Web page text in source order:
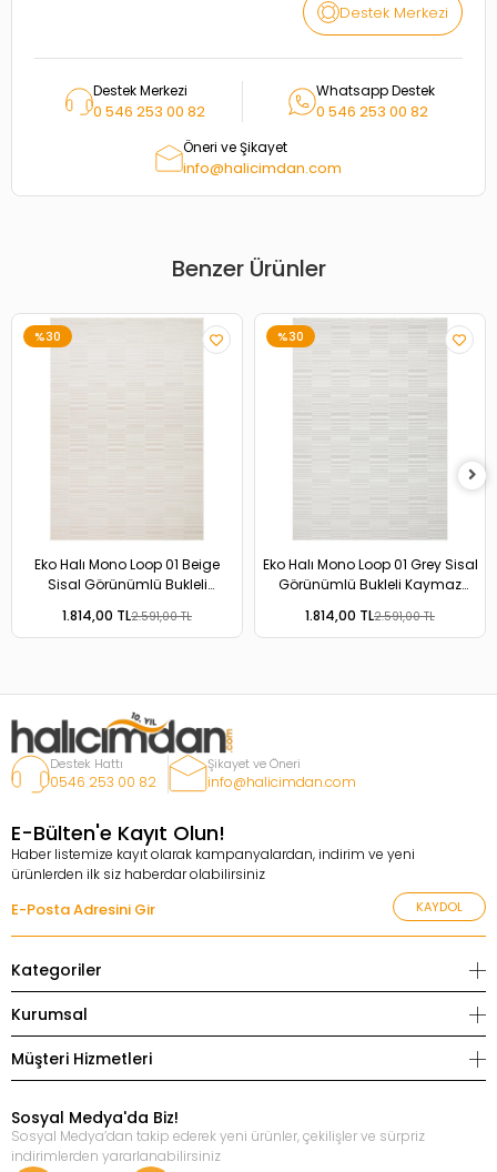
Destek Merkezi
Destek Merkezi
0 546 253 00 82
Whatsapp Destek
0 546 253 00 82
Öneri ve Şikayet
info@halicimdan.com
Benzer Ürünler
%30
Eko Halı Mono Loop 01 Beige
Sisal Görünümlü Bukleli
1.814,00 TL2.591,00 TL
%30
Eko Halı Mono Loop 01 Grey Sisal
Görünümlü Bukleli Kaymaz
1.814,00 TL2.591,00 TL
Destek Hattı
0546 253 00 82
Şikayet ve Öneri
info@halicimdan.com
E-Bülten'e Kayıt Olun!
Haber listemize kayıt olarak kampanyalardan, indirim ve yeni
ürünlerden ilk siz haberdar olabilirsiniz
KAYDOL
Kategoriler
Kurumsal
Müşteri Hizmetleri
Sosyal Medya'da Biz!
Sosyal Medya’dan takip ederek yeni ürünler, çekilişler ve sürpriz
indirimlerden yararlanabilirsiniz